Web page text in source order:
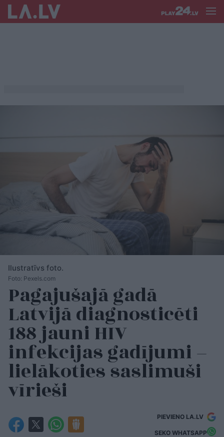
Ilustratīvs foto.
Foto: Pexels.com
Pagajušajā gadā
Latvijā diagnosticēti
188 jauni HIV
infekcijas gadījumi –
lielākoties saslimuši
vīrieši
PIEVIENO LA.LV
SEKO WHATSAPP